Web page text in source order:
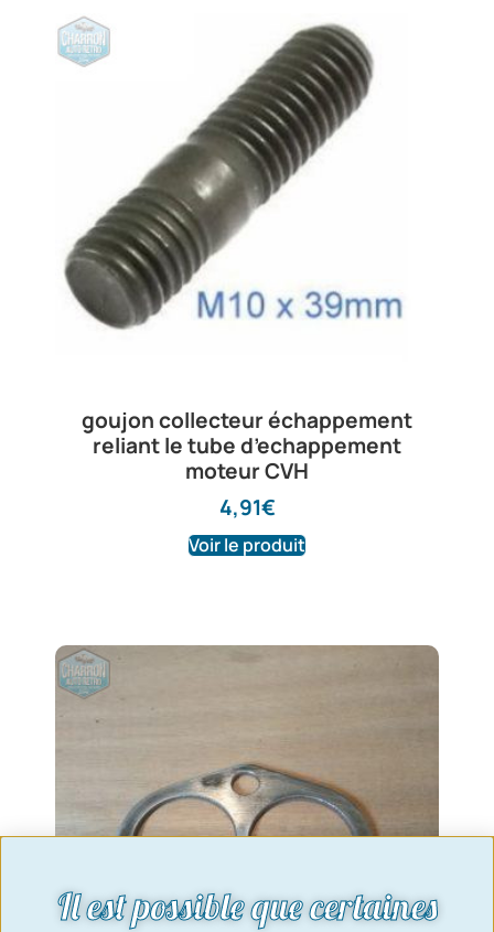
goujon collecteur échappement
reliant le tube d’echappement
moteur CVH
4,91€
Voir le produit
Il est possible que certaines